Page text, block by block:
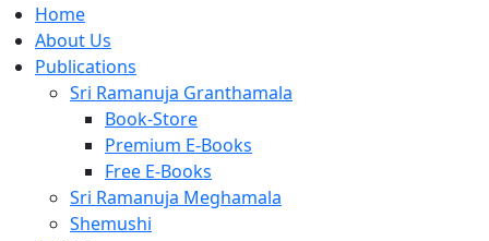
Home
About Us
Publications
Sri Ramanuja Granthamala
Book-Store
Premium E-Books
Free E-Books
Sri Ramanuja Meghamala
Shemushi